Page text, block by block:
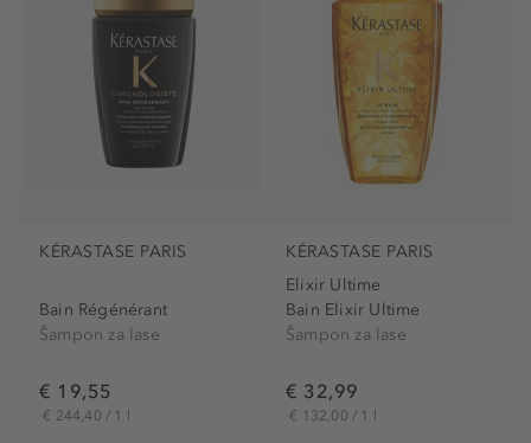
KÉRASTASE PARIS
Bain Régénérant
Šampon za lase
€ 19,55
€ 244,40 / 1 l
KÉRASTASE PARIS
Elixir Ultime
Bain Elixir Ultime
Šampon za lase
€ 32,99
€ 132,00 / 1 l